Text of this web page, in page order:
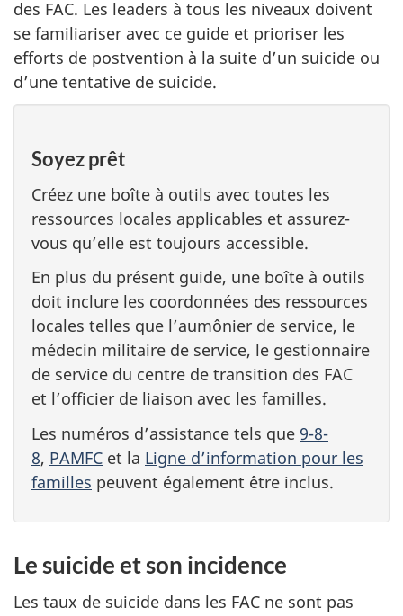
des FAC. Les leaders à tous les niveaux doivent
se familiariser avec ce guide et prioriser les
efforts de postvention à la suite d’un suicide ou
d’une tentative de suicide.
Soyez prêt
Créez une boîte à outils avec toutes les
ressources locales applicables et assurez-
vous qu’elle est toujours accessible.
En plus du présent guide, une boîte à outils
doit inclure les coordonnées des ressources
locales telles que l’aumônier de service, le
médecin militaire de service, le gestionnaire
de service du centre de transition des FAC
et l’officier de liaison avec les familles.
Les numéros d’assistance tels que 9-8-
8, PAMFC et la Ligne d’information pour les
familles peuvent également être inclus.
Le suicide et son incidence
Les taux de suicide dans les FAC ne sont pas